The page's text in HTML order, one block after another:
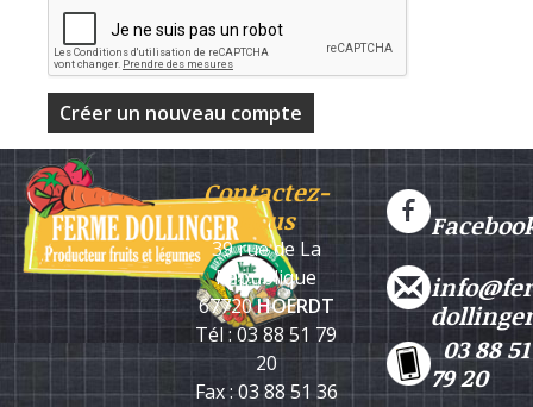
Contactez-
nous
39 rue de La
République
67720HOERDT
Tél : 03 88 51 79
20
Fax : 03 88 51 36
03 88 51
79 20